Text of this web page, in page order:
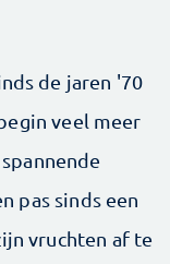
de jaren '70
veel meer
pas sinds een
vruchten af te